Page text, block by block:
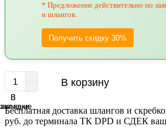
* Предложение действительно по
и шлангов.
Получить скидку 30%
В корзину
В
В
Бесплатная доставка шлангов и
руб. до терминала ТК DPD и СДЕК